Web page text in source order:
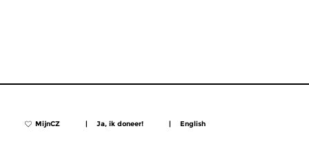
MijnCZ | Ja, ik doneer! | English